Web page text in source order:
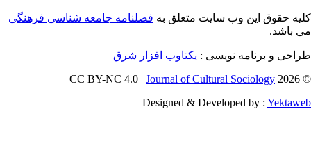
حقوق این وب سایت متعلق بهفصلنامه جامعه شناسی فرهنگی
باشد.
و برنامه نویسی : یکتاوب افزار شرق
©
Journal of Cultural Sociology
Designed & Developed by :